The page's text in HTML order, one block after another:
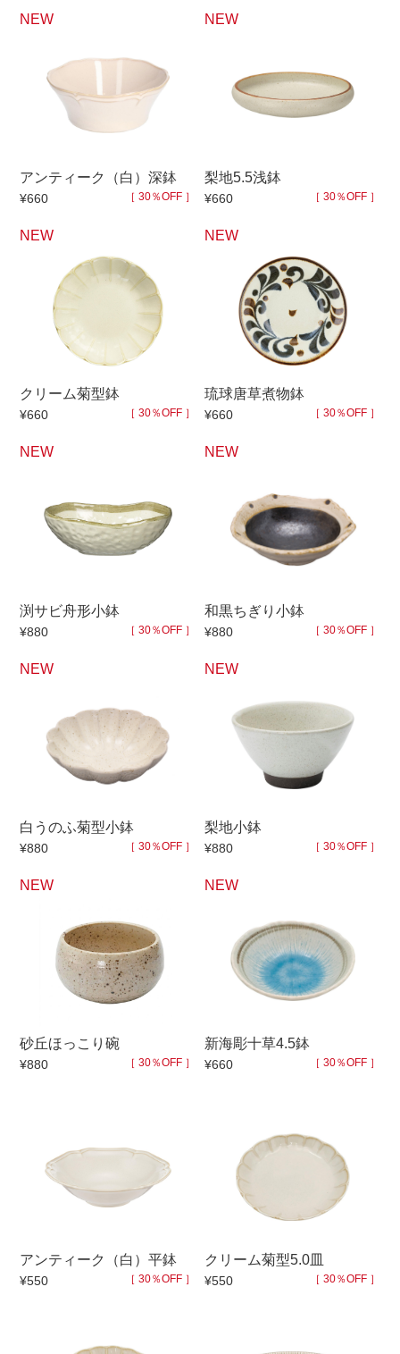
NEW
アンティーク（白）深鉢
¥660 ［ 30％OFF ］
NEW
梨地5.5浅鉢
¥660 ［ 30％OFF ］
NEW
クリーム菊型鉢
¥660 ［ 30％OFF ］
NEW
琉球唐草煮物鉢
¥660 ［ 30％OFF ］
NEW
渕サビ舟形小鉢
¥880 ［ 30％OFF ］
NEW
和黒ちぎり小鉢
¥880 ［ 30％OFF ］
NEW
白うのふ菊型小鉢
¥880 ［ 30％OFF ］
NEW
梨地小鉢
¥880 ［ 30％OFF ］
NEW
砂丘ほっこり碗
¥880 ［ 30％OFF ］
NEW
新海彫十草4.5鉢
¥660 ［ 30％OFF ］
アンティーク（白）平鉢
¥550 ［ 30％OFF ］
クリーム菊型5.0皿
¥550 ［ 30％OFF ］